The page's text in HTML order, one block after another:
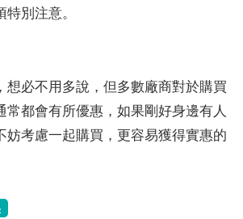
別注意。
想必不用多說，但多數廠商對於購買
常都會有所優惠，如果剛好身邊有人
妨考慮一起購買，更容易獲得實惠的